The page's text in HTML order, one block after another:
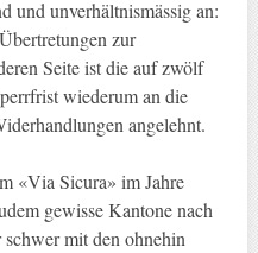
und unverhältnismässig an:
zur
Seite ist die auf zwölf
wiederum an die
angelehnt.
«Via Sicura» im Jahre
gewisse Kantone nach
mit den ohnehin